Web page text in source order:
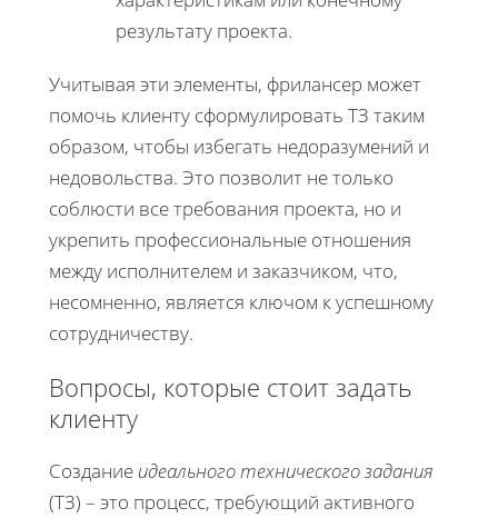
результату проекта.
Учитывая эти элементы, фрилансер может
помочь клиенту сформулировать ТЗ таким
образом, чтобы избегать недоразумений и
недовольства. Это позволит не только
соблюсти все требования проекта, но и
укрепить профессиональные отношения
между исполнителем и заказчиком, что,
несомненно, является ключом к успешному
сотрудничеству.
Вопросы, которые стоит задать
клиенту
Создание идеального технического задания
(ТЗ) – это процесс, требующий активного